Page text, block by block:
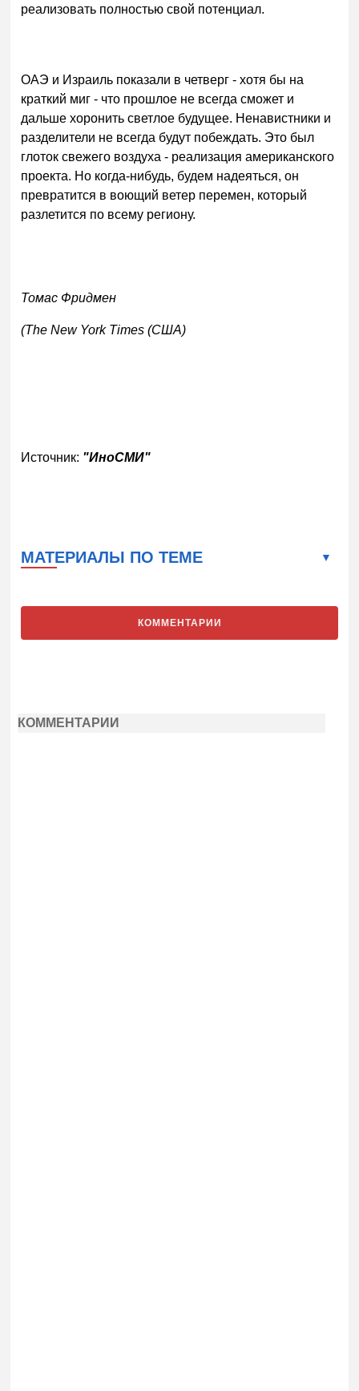
реализовать полностью свой потенциал.
ОАЭ и Израиль показали в четверг - хотя бы на
краткий миг - что прошлое не всегда сможет и
дальше хоронить светлое будущее. Ненавистники и
разделители не всегда будут побеждать. Это был
глоток свежего воздуха - реализация американского
проекта. Но когда-нибудь, будем надеяться, он
превратится в воющий ветер перемен, который
разлетится по всему региону.
Томас Фридмен
(The New York Times (США)
Источник: "ИноСМИ"
МАТЕРИАЛЫ ПО ТЕМЕ
КОММЕНТАРИИ
КОММЕНТАРИИ